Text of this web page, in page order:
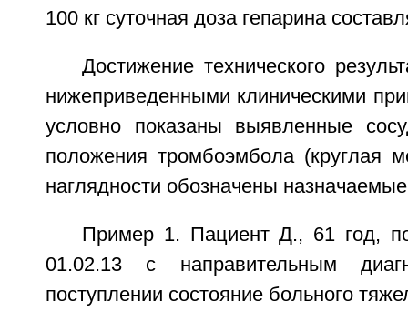
100 кг суточная доза гепарина
Достижение технического
нижеприведенными клиническими
условно показаны выявленные
положения тромбоэмбола (круглая
наглядности обозначены
Пример 1. Пациент Д., 61 год,
01.02.13 с направительным
поступлении состояние больного